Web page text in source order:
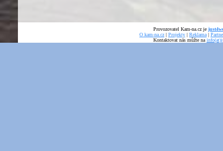
Provozovatel Kam-na.cz je
O kam-na.cz | Projekty | Reklama |
Kontaktovat nás můžte na